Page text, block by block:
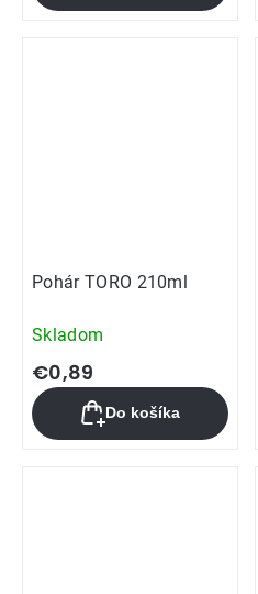
Pohár TORO 210ml
Skladom
€0,89
Do košíka